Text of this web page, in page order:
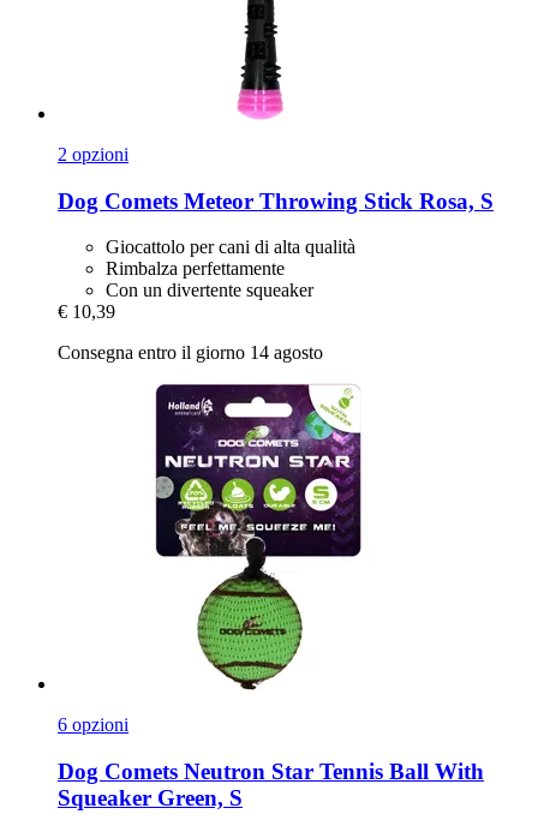
2 opzioni
Dog Comets Meteor Throwing Stick Rosa, S
Giocattolo per cani di alta qualità
Rimbalza perfettamente
Con un divertente squeaker
€ 10,39
Consegna entro il giorno 14 agosto
6 opzioni
Dog Comets Neutron Star Tennis Ball With
Squeaker Green, S